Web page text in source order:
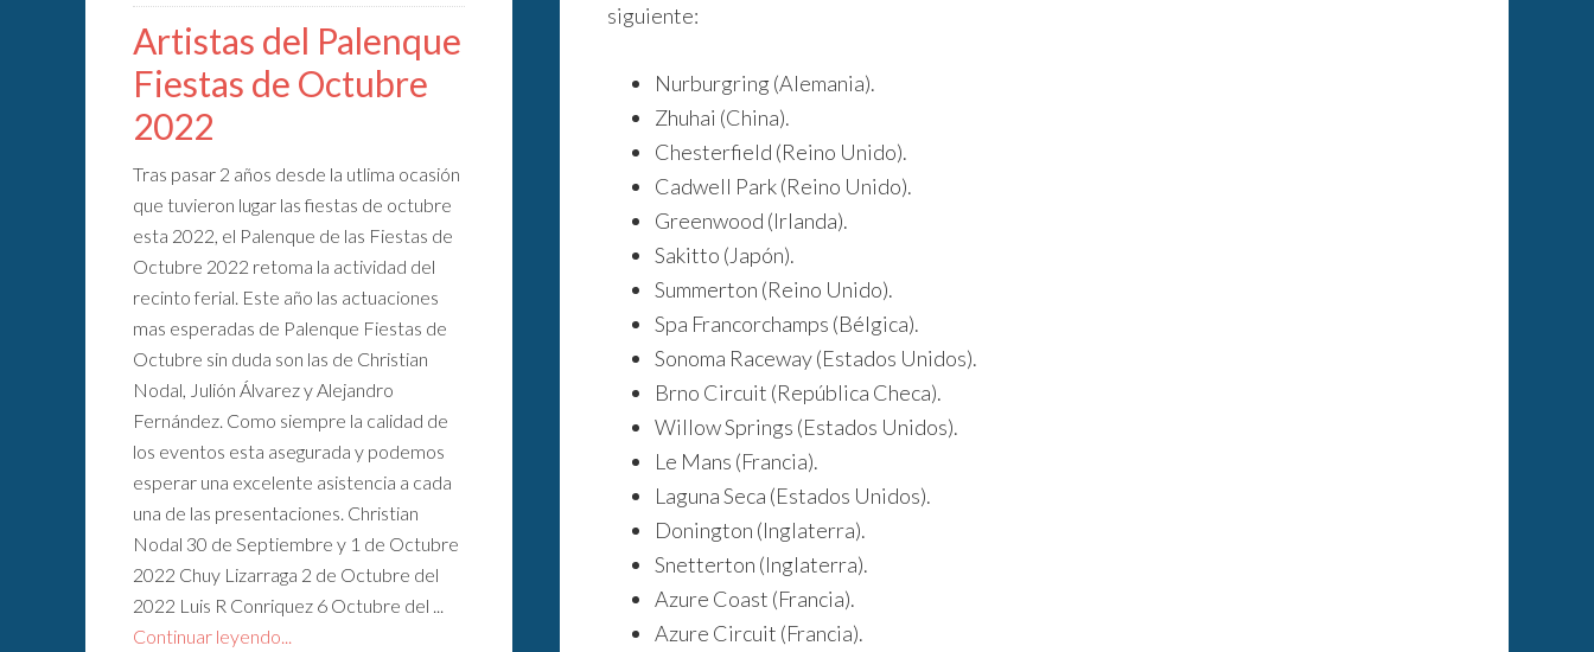
siguiente:
Nurburgring (Alemania).
Zhuhai (China).
Chesterfield (Reino Unido).
Cadwell Park (Reino Unido).
Greenwood (Irlanda).
Sakitto (Japón).
Summerton (Reino Unido).
Spa Francorchamps (Bélgica).
Sonoma Raceway (Estados Unidos).
Brno Circuit (República Checa).
Willow Springs (Estados Unidos).
Le Mans (Francia).
Laguna Seca (Estados Unidos).
Donington (Inglaterra).
Snetterton (Inglaterra).
Azure Coast (Francia).
Azure Circuit (Francia).
Artistas del Palenque
Fiestas de Octubre
2022
Tras pasar 2 años desde la utlima ocasión
que tuvieron lugar las fiestas de octubre
esta 2022, el Palenque de las Fiestas de
Octubre 2022 retoma la actividad del
recinto ferial. Este año las actuaciones
mas esperadas de Palenque Fiestas de
Octubre sin duda son las de Christian
Nodal, Julión Álvarez y Alejandro
Fernández. Como siempre la calidad de
los eventos esta asegurada y podemos
esperar una excelente asistencia a cada
una de las presentaciones. Christian
Nodal 30 de Septiembre y 1 de Octubre
2022 Chuy Lizarraga 2 de Octubre del
2022 Luis R Conriquez 6 Octubre del ...
Continuar leyendo...